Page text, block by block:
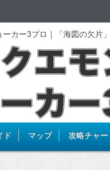
ーカー3プロ｜「海図の欠片
ド マップ 攻略チャー